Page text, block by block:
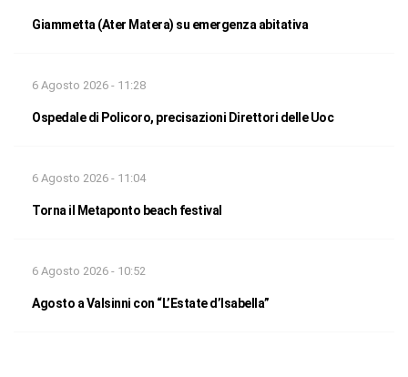
Giammetta (Ater Matera) su emergenza abitativa
6 Agosto 2026 - 11:28
Ospedale di Policoro, precisazioni Direttori delle Uoc
6 Agosto 2026 - 11:04
Torna il Metaponto beach festival
6 Agosto 2026 - 10:52
Agosto a Valsinni con “L’Estate d’Isabella”